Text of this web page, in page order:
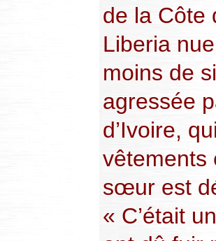
de la Côte
Liberia
moins de
agressée
d’Ivoire,
vêtements
sœur est
« C’était